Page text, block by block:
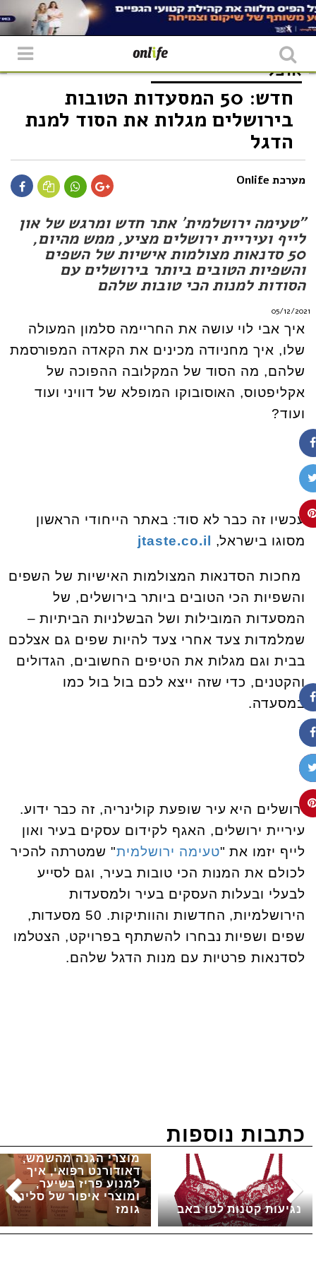
אוכל
חדש: 50 המסעדות הטובות
בירושלים מגלות את הסוד למנת
הדגל
מערכת Onlife
"טעימה ירושלמית' אתר חדש ומרגש של און
לייף ועיריית ירושלים מציע, ממש מהיום,
50 סדנאות מצולמות אישיות של השפים
והשפיות הטובים ביותר בירושלים עם
הסודות למנות הכי טובות שלהם
05/12/2021
איך אבי לוי עושה את החריימה סלמון המעולה
שלו, איך מחניודה מכינים את הקאדה המפורסמת
שלהם, מה הסוד של המקלובה ההפוכה של
אקליפטוס, האוסובוקו המופלא של דוויני ועוד
ועוד?
עכשיו זה כבר לא סוד: באתר הייחודי הראשון
מסוגו בישראל,
jtaste.co.il
מחכות הסדנאות המצולמות האישיות של השפים
והשפיות הכי הטובים ביותר בירושלים, של
המסעדות המובילות ושל הבשלניות הביתיות –
שמלמדות צעד אחרי צעד להיות שפים גם אצלכם
בבית וגם מגלות את הטיפים החשובים, הגדולים
והקטנים, כדי שזה ייצא לכם בול בול כמו
במסעדה.
ירושלים היא עיר שופעת קולינריה, זה כבר ידוע.
עיריית ירושלים, האגף לקידום עסקים בעיר ואון
לייף יזמו את "טעימה ירושלמית" שמטרתה להכיר
לכולם את המנות הכי טובות בעיר, וגם לסייע
לבעלי ובעלות העסקים בעיר ולמסעדות
הירושלמיות, החדשות והוותיקות. 50 מסעדות,
שפים ושפיות נבחרו להשתתף בפרויקט, הצטלמו
לסדנאות פרטיות עם מנות הדגל שלהם.
כתבות נוספות
מוצרי הגנה מהשמש,
דאודורנט רפואי, איך
למנוע פריז בשיער,
ומוצרי איפור של סלינה
גומז
נגיעות קטנות לטו באב